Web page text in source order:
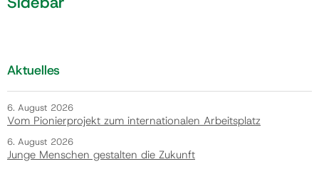
Aktuelles
6. August 2026
Vom Pionierprojekt zum internationalen Arbeitsplatz
6. August 2026
Junge Menschen gestalten die Zukunft